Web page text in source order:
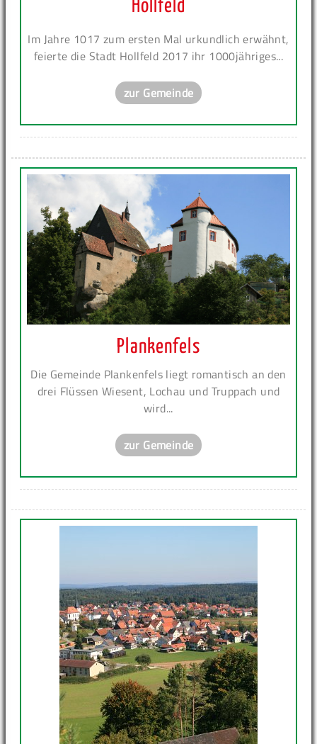
Hollfeld
Im Jahre 1017 zum ersten Mal urkundlich erwähnt,
feierte die Stadt Hollfeld 2017 ihr 1000jähriges...
zur Gemeinde
Plankenfels
Die Gemeinde Plankenfels liegt romantisch an den
drei Flüssen Wiesent, Lochau und Truppach und
wird...
zur Gemeinde